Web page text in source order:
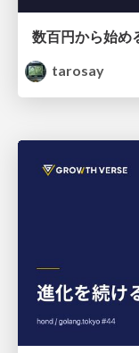
数百円から始め
tarosay